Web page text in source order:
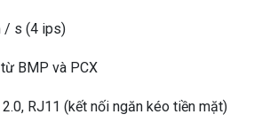
/ s (4 ips)
BMP và PCX
RJ11 (kết nối ngăn kéo tiền mặt)